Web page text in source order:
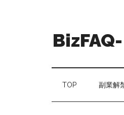
TOP 副業解